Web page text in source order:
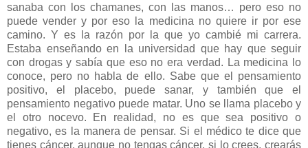
sanaba con los chamanes, con las manos… pero eso no
puede vender y por eso la medicina no quiere ir por ese
camino. Y es la razón por la que yo cambié mi carrera.
Estaba enseñando en la universidad que hay que seguir
con drogas y sabía que eso no era verdad. La medicina lo
conoce, pero no habla de ello. Sabe que el pensamiento
positivo, el placebo, puede sanar, y también que el
pensamiento negativo puede matar. Uno se llama placebo y
el otro nocevo. En realidad, no es que sea positivo o
negativo, es la manera de pensar. Si el médico te dice que
tienes cáncer, aunque no tengas cáncer, si lo crees, crearás